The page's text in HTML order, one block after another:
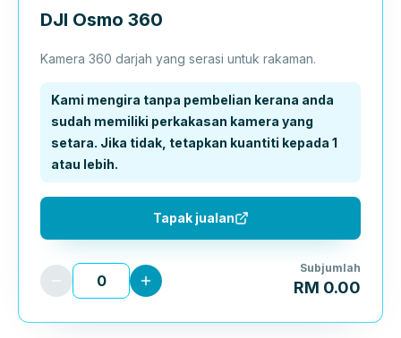
DJI Osmo 360
Kamera 360 darjah yang serasi untuk rakaman.
Kami mengira tanpa pembelian kerana anda
sudah memiliki perkakasan kamera yang
setara. Jika tidak, tetapkan kuantiti kepada 1
atau lebih.
Tapak jualan
Subjumlah
RM 0.00